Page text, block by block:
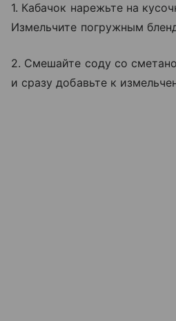
1. Кабачок нарежьте на
Измельчите погружным
2. Смешайте соду со
и сразу добавьте к